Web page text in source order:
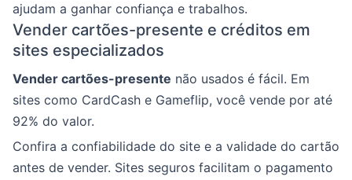
ajudam a ganhar confiança e trabalhos.
Vender cartões-presente e créditos em
sites especializados
Vender cartões-presente não usados é fácil. Em
sites como CardCash e Gameflip, você vende por até
92% do valor.
Confira a confiabilidade do site e a validade do cartão
antes de vender. Sites seguros facilitam o pagamento